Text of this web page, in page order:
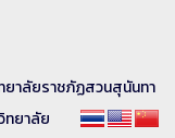
ยาลัยราชภัฏสวนสุนันทา
ทยาลัย